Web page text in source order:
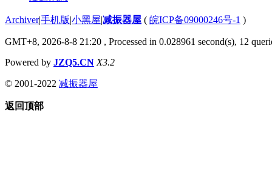
Archiver|手机版|小黑屋|减振器屋 ( 皖ICP备09000246号-1 )
GMT+8, 2026-8-8 21:20 , Processed in 0.028961 second(s), 12
Powered by JZQ5.CN X3.2
© 2001-2022 减振器屋
返回顶部